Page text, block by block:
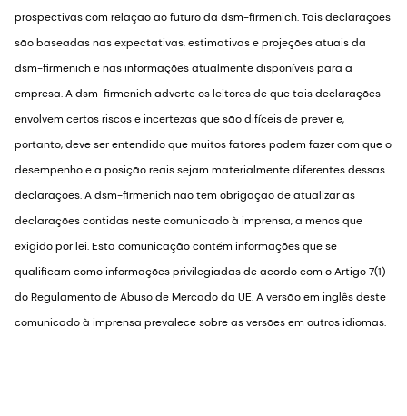
prospectivas com relação ao futuro da dsm-firmenich. Tais declarações
são baseadas nas expectativas, estimativas e projeções atuais da
dsm-firmenich e nas informações atualmente disponíveis para a
empresa. A dsm-firmenich adverte os leitores de que tais declarações
envolvem certos riscos e incertezas que são difíceis de prever e,
portanto, deve ser entendido que muitos fatores podem fazer com que o
desempenho e a posição reais sejam materialmente diferentes dessas
declarações. A dsm-firmenich não tem obrigação de atualizar as
declarações contidas neste comunicado à imprensa, a menos que
exigido por lei. Esta comunicação contém informações que se
qualificam como informações privilegiadas de acordo com o Artigo 7(1)
do Regulamento de Abuso de Mercado da UE. A versão em inglês deste
comunicado à imprensa prevalece sobre as versões em outros idiomas.